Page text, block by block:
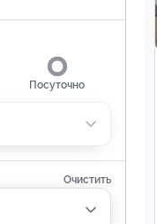
Посуточно
Очистить